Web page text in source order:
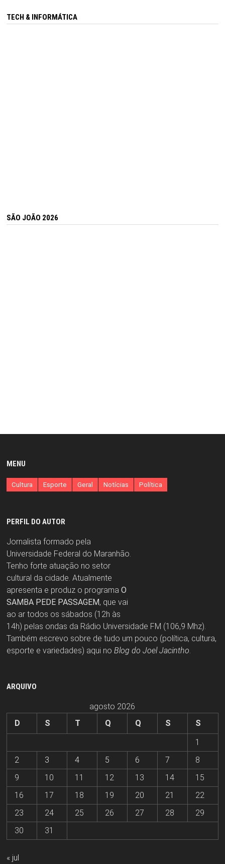
TECH & INFORMÁTICA
SÃO JOÃO 2026
MENU
Cultura Esporte Geral Notícias Política
PERFIL DO AUTOR
Jornalista formado pela
Universidade Federal do Maranhão.
Tenho forte atuação no setor
cultural da cidade. Atualmente
apresenta e produz o programa O
SAMBA PEDE PASSAGEM, que vai
ao ar todos os sábados (12h às
14h) pelas ondas da Rádio Universidade FM (106,9 Mhz).
Também escrevo sobre de tudo um pouco (política, cultura,
esporte e variedades) aqui no Blog do Joel Jacintho
ARQUIVO
agosto 2026
D
S T Q Q S
S
1
2
3 4 5 6 7
8
9
10 11 12 13 14
15
16
17 18 19 20 21
22
23
24 25 26 27 28
29
30
31
« jul